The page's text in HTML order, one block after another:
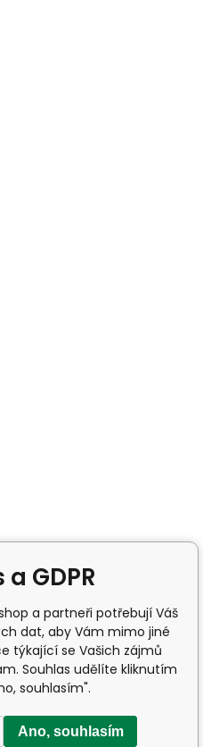
GDPR
a partneři potřebují Váš
dat, aby Vám mimo jiné
týkající se Vašich zájmů
Souhlas udělíte kliknutím
souhlasím".
Ano, souhlasím